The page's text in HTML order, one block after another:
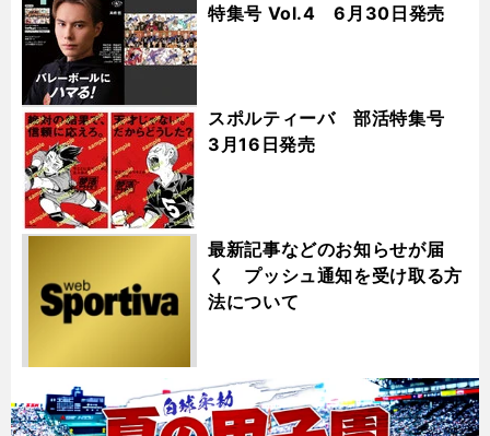
特集号 Vol.4 6月30日発売
スポルティーバ 部活特集号
3月16日発売
最新記事などのお知らせが届
く プッシュ通知を受け取る方
法について